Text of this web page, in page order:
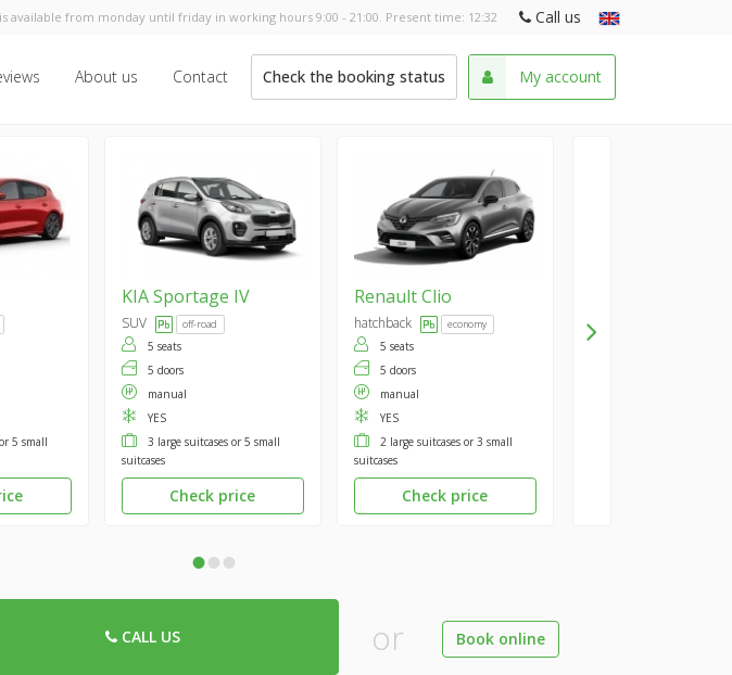
available from monday until friday in working hours 9:00 - 21:00. Present time: 12:32 Call us
About us Contact Check the booking status My account
5 small
KIASportage IV
SUV off-road
5 seats
5 doors
manual
YES
3 large suitcases or 5 small
suitcases
Check price
RenaultClio
hatchback economy
5 seats
5 doors
manual
YES
2 large suitcases or 3 small
suitcases
Check price
•••
CALL US or Book online